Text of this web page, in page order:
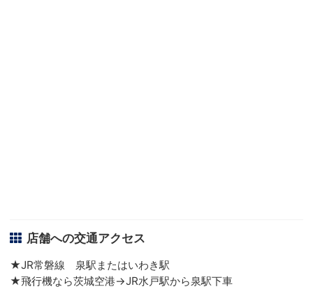
店舗への交通アクセス
★JR常磐線 泉駅またはいわき駅
★飛行機なら茨城空港→JR水戸駅から泉駅下車